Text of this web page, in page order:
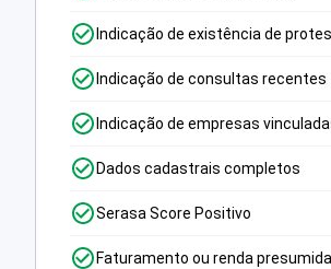
Indicação de existência de
Indicação de consultas recentes
Indicação de empresas
Dados cadastrais completos
Serasa Score Positivo
Faturamento ou renda presumida